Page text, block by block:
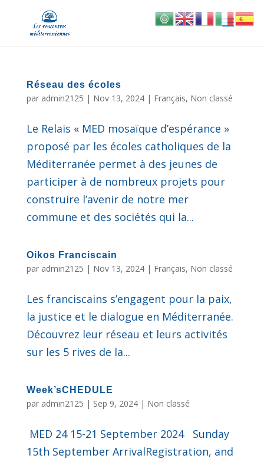
Réseau des écoles
par admin2125 | Nov 13, 2024| Français, Non classé
Le Relais « MED mosaïque d’espérance »
proposé par les écoles catholiques de la
Méditerranée permet à des jeunes de
participer à de nombreux projets pour
construire l’avenir de notre mer
commune et des sociétés qui la...
Oikos Franciscain
par admin2125 | Nov 13, 2024| Français, Non classé
Les franciscains s’engagent pour la paix,
la justice et le dialogue en Méditerranée.
Découvrez leur réseau et leurs activités
sur les 5 rives de la...
Week’sCHEDULE
par admin2125 | Sep 9, 2024| Non classé
MED 24 15-21 September 2024 Sunday
15th September ArrivalRegistration, and